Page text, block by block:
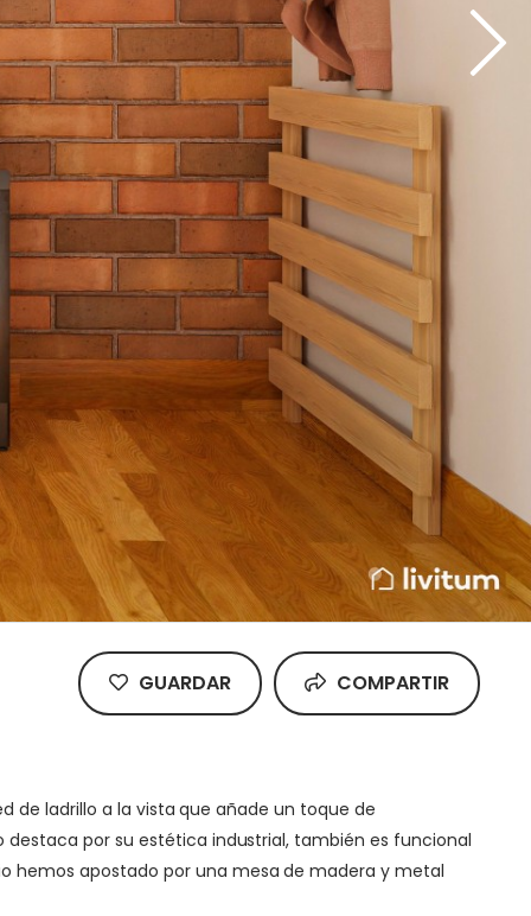
GUARDAR COMPARTIR
de ladrillo a la vista que añade un toque de
por su estética industrial, también es funcional
hemos apostado por una mesa de madera y metal